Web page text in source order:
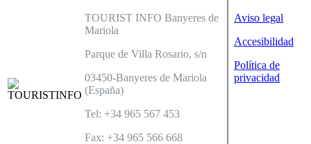
TOURIST INFO Banyeres de
Mariola
Parque de Villa Rosario, s/n
03450-Banyeres de Mariola
(España)
Tel: +34 965 567 453
Fax: +34 965 566 668
Aviso legal
Accesibilidad
Política de
privacidad